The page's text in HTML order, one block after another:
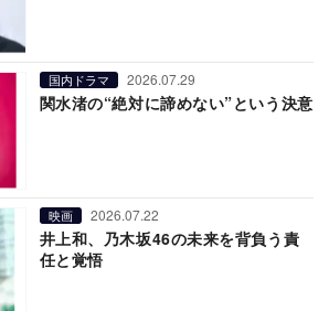
国内ドラマ 2026.07.29
関水渚の“絶対に諦めない”という決意
映画 2026.07.22
井上和、乃木坂46の未来を背負う責
任と覚悟